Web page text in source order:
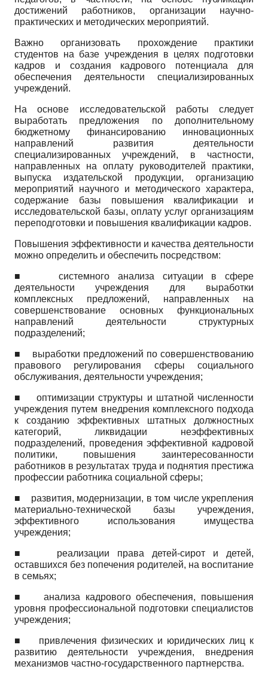
достижений работников, организации научно-
практических и методических мероприятий.
Важно организовать прохождение практики
студентов на базе учреждения в целях подготовки
кадров и создания кадрового потенциала для
обеспечения деятельности специализированных
учреждений.
На основе исследовательской работы следует
выработать предложения по дополнительному
бюджетному финансированию инновационных
направлений развития деятельности
специализированных учреждений, в частности,
направленных на оплату руководителей практики,
выпуска издательской продукции, организацию
мероприятий научного и методического характера,
содержание базы повышения квалификации и
исследовательской базы, оплату услуг организациям
переподготовки и повышения квалификации кадров.
Повышения эффективности и качества деятельности
можно определить и обеспечить посредством:
■системного анализа ситуации в сфере
деятельности учреждения для выработки
комплексных предложений, направленных на
совершенствование основных функциональных
направлений деятельности структурных
подразделений;
■ выработки предложений по совершенствованию
правового регулирования сферы социального
обслуживания, деятельности учреждения;
■оптимизации структуры и штатной численности
учреждения путем внедрения комплексного подхода
к созданию эффективных штатных должностных
категорий, ликвидации неэффективных
подразделений, проведения эффективной кадровой
политики, повышения заинтересованности
работников в результатах труда и поднятия престижа
профессии работника социальной сферы;
■ развития, модернизации, в том числе укрепления
материально-технической базы учреждения,
эффективного использования имущества
учреждения;
■ реализации права детей-сирот и детей,
оставшихся без попечения родителей, на воспитание
в семьях;
■анализа кадрового обеспечения, повышения
уровня профессиональной подготовки специалистов
учреждения;
■ привлечения физических и юридических лиц к
развитию деятельности учреждения, внедрения
механизмов частно-государственного партнерства.